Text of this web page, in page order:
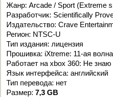
Жанр: Arcade / Sport (Extreme
Разработчик: Scientifically
Издательство: Crave
Регион: NTSC-U
Тип издания: лицензия
Прошивка: iXtreme: 11-ая волна
Работает на xbox 360: Не знаю
Язык интерфейса: английский
Тип перевода: нет
Размер: 7,3 GB